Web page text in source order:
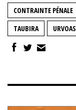
CONTRAINTE PÉNALE
TAUBIRA
URVOAS